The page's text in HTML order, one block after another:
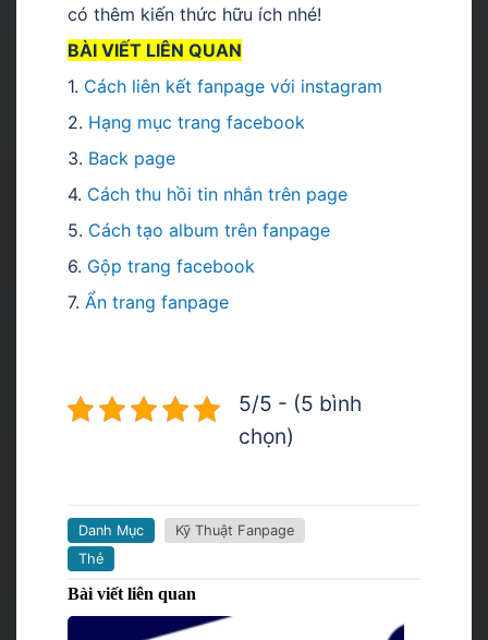
có thêm kiến thức hữu ích nhé!
BÀI VIẾT LIÊN QUAN
1. Cách liên kết fanpage với instagram
2. Hạng mục trang facebook
3. Back page
4. Cách thu hồi tin nhắn trên page
5. Cách tạo album trên fanpage
6. Gộp trang facebook
7. Ẩn trang fanpage
5/5 - (5 bình
chọn)
Danh Mục
Kỹ Thuật Fanpage
Thẻ
Bài viết liên quan